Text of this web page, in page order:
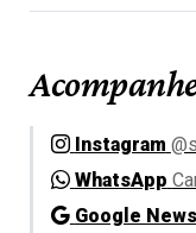
Instagram
WhatsApp
Google News